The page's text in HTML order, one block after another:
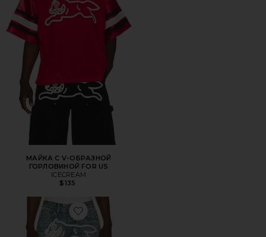
МАЙКА С V-ОБРАЗНОЙ
ГОРЛОВИНОЙ FOR US
ICECREAM
$135
Favorite ДЖИНСОВЫЕ ШОРТЫ RETURNER